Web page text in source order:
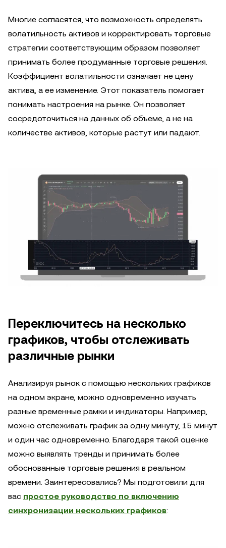
Многие согласятся, что возможность определять
волатильность активов и корректировать торговые
стратегии соответствующим образом позволяет
принимать более продуманные торговые решения.
Коэффициент волатильности означает не цену
актива, а ее изменение. Этот показатель помогает
понимать настроения на рынке. Он позволяет
сосредоточиться на данных об объеме, а не на
количестве активов, которые растут или падают.
Переключитесь на несколько
графиков, чтобы отслеживать
различные рынки
Анализируя рынок с помощью нескольких графиков
на одном экране, можно одновременно изучать
разные временные рамки и индикаторы. Например,
можно отслеживать график за одну минуту, 15 минут
и один час одновременно. Благодаря такой оценке
можно выявлять тренды и принимать более
обоснованные торговые решения в реальном
времени. Заинтересовались? Мы подготовили для
вас простое руководство по включению
синхронизации нескольких графиков: